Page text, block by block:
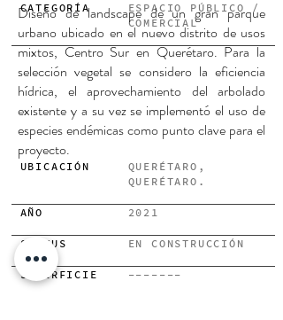
CATEGORÍA
ESPACIO PÚBLICO /
COMERCIAL
Diseño de landscape de un gran parque
urbano ubicado en el nuevo distrito de usos
mixtos, Centro Sur en Querétaro. Para la
selección vegetal se considero la eficiencia
hídrica, el aprovechamiento del arbolado
existente y a su vez se implementó el uso de
especies endémicas como punto clave para el
proyecto.
UBICACIÓN
QUERÉTARO,
QUERÉTARO.
AÑO 2021
STATUS EN CONSTRUCCIÓN
SUPERFICIE -------